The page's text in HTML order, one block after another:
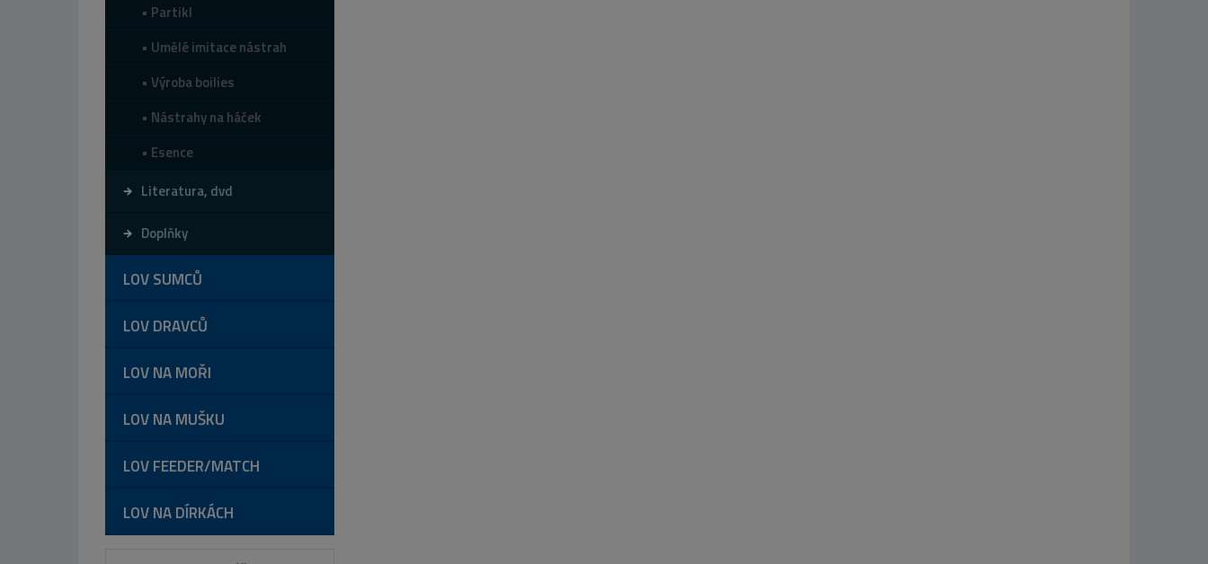
Partikl
Umělé imitace nástrah
Výroba boilies
Nástrahy na háček
Esence
Literatura, dvd
Doplňky
LOV SUMCŮ
LOV DRAVCŮ
LOV NA MOŘI
LOV NA MUŠKU
LOV FEEDER/MATCH
LOV NA DÍRKÁCH